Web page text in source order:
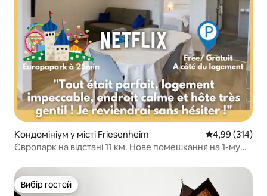
Кондомініум у місті Friesenheim Середня
4,99 (314)
Європарк на відстані 11 км. Нове помешкання на 1-му
Вибір гостей
Вибір гостей